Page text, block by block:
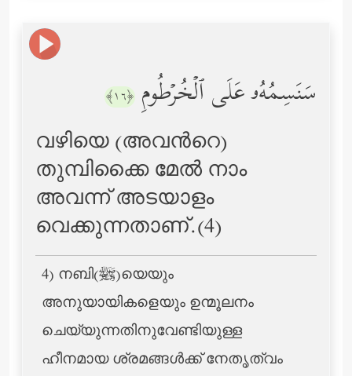
سَنَسِمُهُۥ عَلَى ٱلۡخُرۡطُومِ ﴿١٦﴾
വഴിയെ (അവന്‍റെ)
തുമ്പിക്കൈ മേല്‍ നാം
അവന്ന് അടയാളം
വെക്കുന്നതാണ്‌.(4)
4) നബി(ﷺ)യെയും
അനുയായികളെയും ഉന്മൂലനം
ചെയ്യുന്നതിനുവേണ്ടിയുള്ള
ഹീനമായ ശ്രമങ്ങള്‍ക്ക് നേതൃത്വം